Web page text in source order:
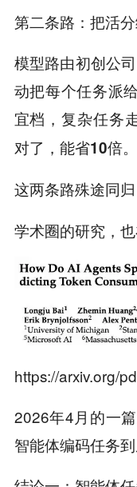
第二条路：把活分
模型路由初创公
动把每个任务派
宜档，复杂任务
对了，能省10倍。
这两条路殊途同归
学术圈的研究，也
https://arxiv.org/
2026年4月的一
智能体编码任务到